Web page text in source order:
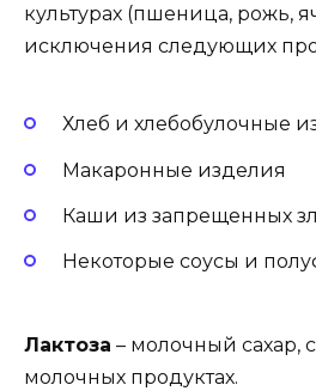
культурах (пшеница, рожь,
исключения следующих
Хлеб и хлебобулочные
Макаронные изделия
Каши из запрещенных
Некоторые соусы и
Лактоза – молочный сахар,
молочных продуктах.